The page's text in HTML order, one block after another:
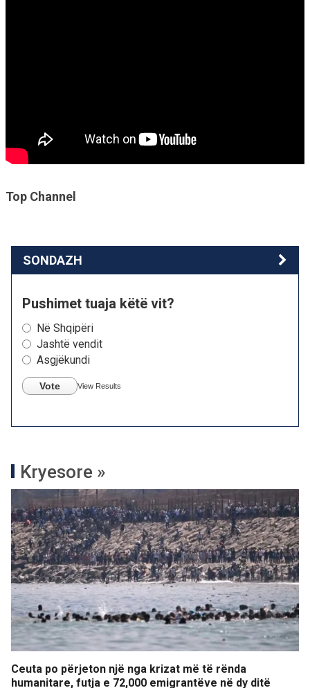
Top Channel
SONDAZH
Pushimet tuaja këtë vit?
Në Shqipëri
Jashtë vendit
Asgjëkundi
Vote View Results
Kryesore »
Ceuta po përjeton një nga krizat më të rënda
humanitare, futja e 72,000 emigrantëve në dy ditë